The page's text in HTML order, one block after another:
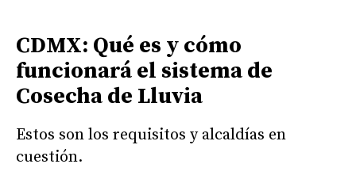
CDMX: Qué es y cómo
funcionará el sistema de
Cosecha de Lluvia
Estos son los requisitos y alcaldías en
cuestión.